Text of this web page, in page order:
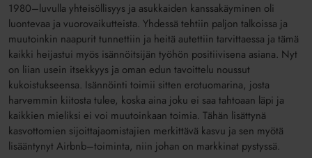
1980–luvullayhteisöllisyys ja asukkaiden kanssakäyminen oli
luontevaa ja vuorovaikutteista. Yhdessä tehtiin paljon talkoissa ja
muutoinkin naapurit tunnettiin ja heitä autettiin tarvittaessa ja tämä
kaikki heijastui myös isännöitsijän työhön positiivisena asiana. Nyt
on liian usein itsekkyys ja oman edun tavoittelu noussut
kukoistukseensa. Isännöinti toimii sitten erotuomarina, josta
harvemmin kiitosta tulee, koska aina joku ei saa tahtoaan läpi ja
kaikkien mieliksi ei voi muutoinkaan toimia.Tähän lisättynä
kasvottomien sijoittajaomistajien merkittävä kasvu ja sen myötä
lisääntynyt Airbnb–toiminta, niin johan on markkinat pystyssä.